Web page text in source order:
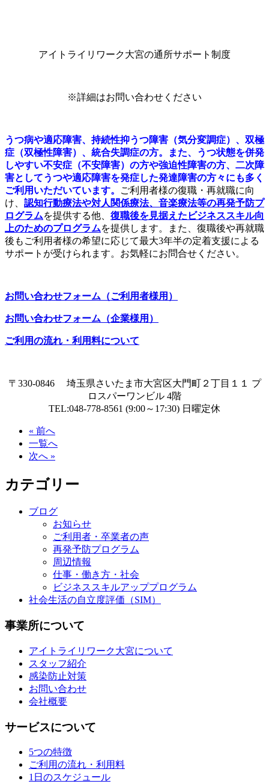
アイトライリワーク大宮の通所サポート制度
※詳細はお問い合わせください
うつ病や適応障害、持続性抑うつ障害（気分変調症）、双極
症（双極性障害）、統合失調症の方。また、うつ状態を併発
しやすい不安症（不安障害）の方や強迫性障害の方、二次障
害としてうつや適応障害を発症した発達障害の方々にも多く
ご利用いただいています。
ご利用者様の復職・再就職に向
け、 認知行動療法や対人関係療法、音楽療法等の再発予防プ
ログラムを提供する他、 復職後を見据えたビジネススキル向
上のためのプログラムを提供します。また、復職後や再就職
後もご利用者様の希望に応じて最大3年半の定着支援による
サポートが受けられます。お気軽にお問合せください。
お問い合わせフォーム（ご利用者様用）
お問い合わせフォーム（企業様用）
ご利用の流れ・利用料について
〒330-0846 埼玉県さいたま市大宮区大門町２丁目１１ プ
ロスパーワンビル 4階
TEL:048-778-8561 (9:00～17:30) 日曜定休
« 前へ
一覧へ
次へ »
カテゴリー
ブログ
お知らせ
ご利用者・卒業者の声
再発予防プログラム
周辺情報
仕事・働き方・社会
ビジネススキルアッププログラム
社会生活の自立度評価（SIM）
事業所について
アイトライリワーク大宮について
スタッフ紹介
感染防止対策
お問い合わせ
会社概要
サービスについて
5つの特徴
ご利用の流れ・利用料
1日のスケジュール